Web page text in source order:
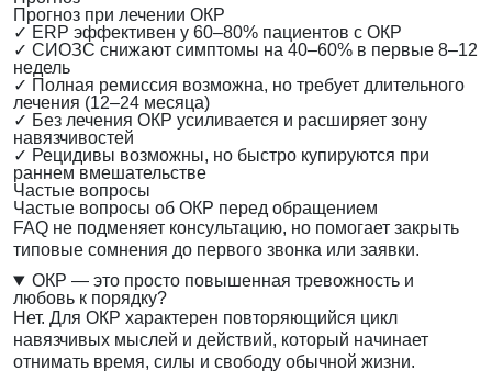
Прогноз при лечении ОКР
✓ ERP эффективен у 60–80% пациентов с ОКР
✓ СИОЗС снижают симптомы на 40–60% в первые 8–12
недель
✓ Полная ремиссия возможна, но требует длительного
лечения (12–24 месяца)
✓ Без лечения ОКР усиливается и расширяет зону
навязчивостей
✓ Рецидивы возможны, но быстро купируются при
раннем вмешательстве
Частые вопросы
Частые вопросы об ОКР перед обращением
FAQ не подменяет консультацию, но помогает закрыть
типовые сомнения до первого звонка или заявки.
ОКР — это просто повышенная тревожность и
любовь к порядку?
Нет. Для ОКР характерен повторяющийся цикл
навязчивых мыслей и действий, который начинает
отнимать время, силы и свободу обычной жизни.